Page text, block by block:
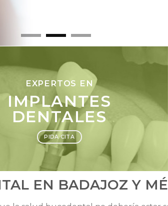
EXPERTOS EN
IMPLANTES
DENTALES
PIDA CITA
EN BADAJOZ Y